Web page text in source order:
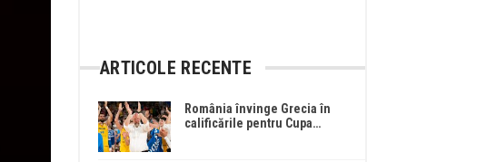
ARTICOLE RECENTE
România învinge Grecia în
calificările pentru Cupa…